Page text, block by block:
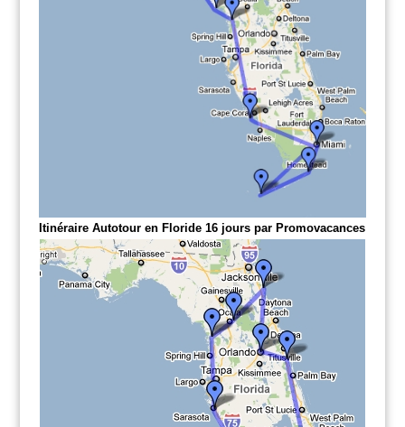
Itinéraire Autotour en Floride 16 jours par Promovacances